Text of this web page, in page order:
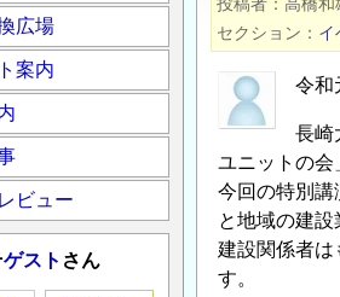
セクション
イ
令和
長崎
ユニットの会
今回の特別講
と地域の建設
建設関係者は
す。
広場
案内
ビュー
ゲスト さん